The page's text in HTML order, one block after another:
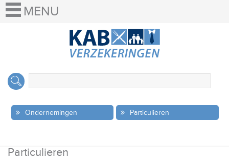
Particulieren
Ondernemingen
Particulieren